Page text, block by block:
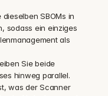
dieselben SBOMs in
sodass ein einziges
als
Sie beide
hinweg parallel.
was der Scanner